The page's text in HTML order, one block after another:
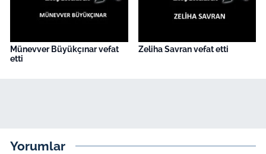
Münevver Büyükçınar vefat
etti
Zeliha Savran vefat etti
Yorumlar